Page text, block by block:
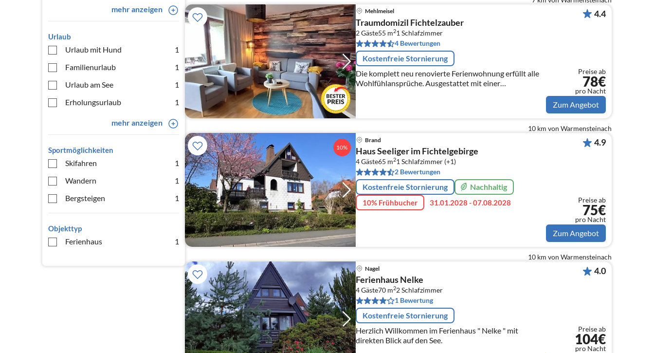
mehr anzeigen
Urlaub
Urlaub mit Hund
1
Familienurlaub
1
Urlaub am See
1
Erholungsurlaub
1
mehr anzeigen
Sportmöglichkeiten
Skifahren
1
Wandern
1
Bergsteigen
1
Objekttyp
Ferienhaus 1
Mehlmeisel
Traumdomizil Fichtelzauber
2 Gäste55 m21 Schlafzimmer
4 Bewertungen
Kostenfreie Stornierung
Die komplett neu renovierte Ferienwohnung erfüllt alle
Wohlfühlansprüche. Ausgestattet mit einer
Infrarotsauna, Walk-In Dusche, Boxspringbett, großer
Flachbild-TV, keine Schwellen.
4.4
Preise ab
78€
pro Nacht
Zum Angebot
10%
10 km von Warmensteinach
Brand
Haus Seeliger im Fichtelgebirge
4 Gäste65 m21 Schlafzimmer (+1)
2 Bewertungen
Kostenfreie Stornierung Nachhaltig
10% Frühbucher 31.01.2028 - 07.08.2028
4.9
Preise ab
75€
pro Nacht
Zum Angebot
10 km von Warmensteinach
Nagel
Ferienhaus Nelke
4 Gäste70 m22Schlafzimmer
1 Bewertung
Kostenfreie Stornierung
Herzlich Willkommen im Ferienhaus " Nelke " mit
direkten Blick auf den See.
4.0
Preise ab
104€
pro Nacht